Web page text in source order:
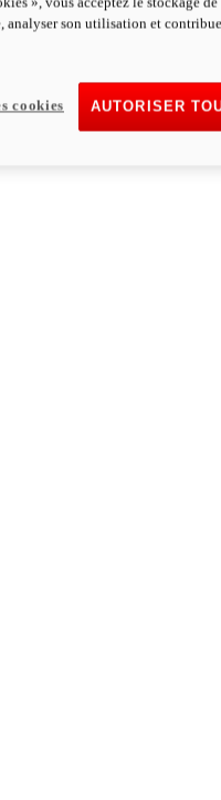
100
son utilisation et
AUTORISER
cookies